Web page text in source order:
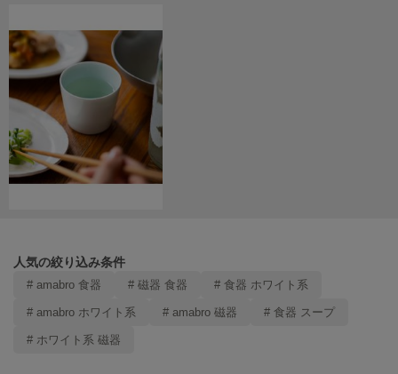
NIKE
ナイキ
NOWNS
ナウンス
null.
ヌル
Onitsuka Tiger
オニツカ タイガー
オルグ
人気の絞り込み条件
# amabro 食器 # 磁器 食器 # 食器 ホワイト系
# amabro ホワイト系 # amabro 磁器 # 食器 スープ
# ホワイト系 磁器